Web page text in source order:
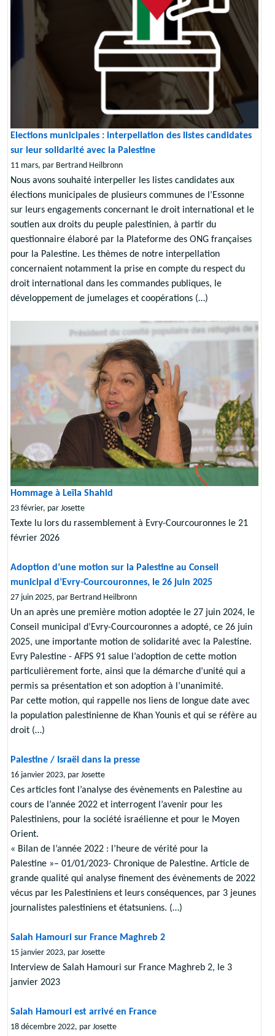
Elections municipales : interpellation des listes candidates
sur leur solidarité avec la Palestine
11 mars, par Bertrand Heilbronn
Nous avons souhaité interpeller les listes candidates aux
élections municipales de plusieurs communes de l’Essonne
sur leurs engagements concernant le droit international et le
soutien aux droits du peuple palestinien, à partir du
questionnaire élaboré par la Plateforme des ONG françaises
pour la Palestine. Les thèmes de notre interpellation
concernaient notamment la prise en compte du respect du
droit international dans les commandes publiques, le
développement de jumelages et coopérations (…)
Hommage à Leïla Shahid
23 février, par Josette
Texte lu lors du rassemblement à Evry-Courcouronnes le 21
février 2026
Adoption d’une motion sur la Palestine au Conseil
municipal d’Evry-Courcouronnes, le 26 juin 2025
27 juin 2025, par Bertrand Heilbronn
Un an après une première motion adoptée le 27 juin 2024, le
Conseil municipal d’Evry-Courcouronnes a adopté, ce 26 juin
2025, une importante motion de solidarité avec la Palestine.
Evry Palestine - AFPS 91 salue l’adoption de cette motion
particulièrement forte, ainsi que la démarche d’unité qui a
permis sa présentation et son adoption à l’unanimité.
Par cette motion, qui rappelle nos liens de longue date avec
la population palestinienne de Khan Younis et qui se réfère au
droit (…)
Palestine / Israël dans la presse
16 janvier 2023, par Josette
Ces articles font l’analyse des évènements en Palestine au
cours de l’année 2022 et interrogent l’avenir pour les
Palestiniens, pour la société israélienne et pour le Moyen
Orient.
« Bilan de l’année 2022 : l’heure de vérité pour la
Palestine »– 01/01/2023- Chronique de Palestine. Article de
grande qualité qui analyse finement des évènements de 2022
vécus par les Palestiniens et leurs conséquences, par 3 jeunes
journalistes palestiniens et étatsuniens. (…)
Salah Hamouri sur France Maghreb 2
15 janvier 2023, par Josette
Interview de Salah Hamouri sur France Maghreb 2, le 3
janvier 2023
Salah Hamouri est arrivé en France
18 décembre 2022, par Josette